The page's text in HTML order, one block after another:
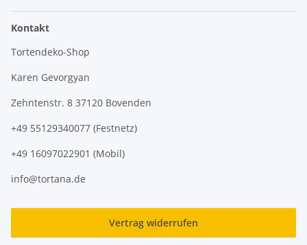
Kontakt
Tortendeko-Shop
Karen Gevorgyan
Zehntenstr. 8 37120 Bovenden
+49 55129340077 (Festnetz)
+49 16097022901 (Mobil)
info@tortana.de
Vertrag widerrufen